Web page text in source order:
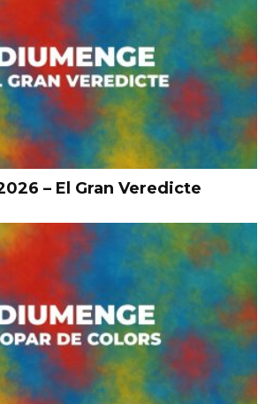
– El Gran Veredicte